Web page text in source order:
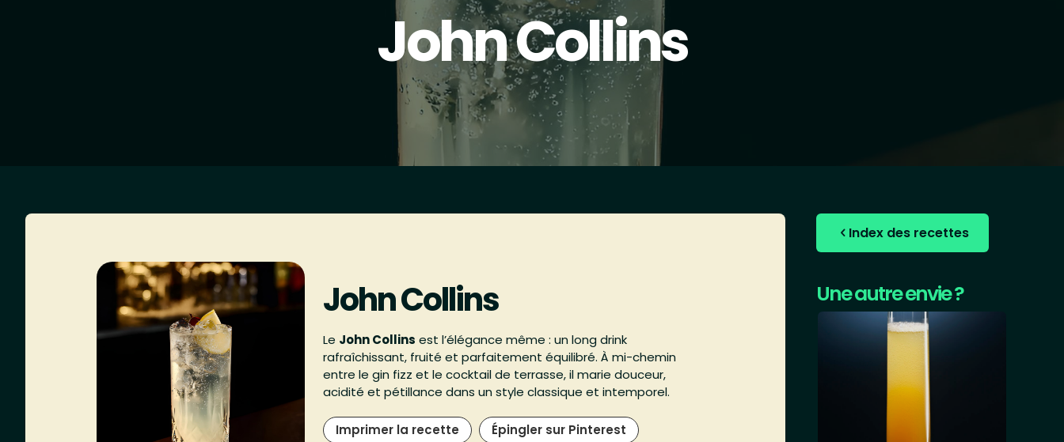
John Collins
John Collins
Le John Collins est l’élégance même : un long drink
rafraîchissant, fruité et parfaitement équilibré. À mi-chemin
entre le gin fizz et le cocktail de terrasse, il marie douceur,
acidité et pétillance dans un style classique et intemporel.
Imprimer la recette Épingler sur Pinterest
Index des recettes
Une autre envie ?